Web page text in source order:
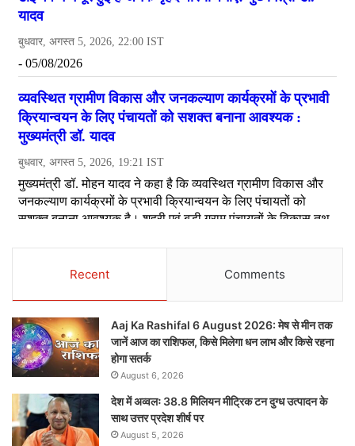
Recent Comments
Aaj Ka Rashifal 6 August 2026: मेष से मीन तक
जानें आज का राशिफल, किसे मिलेगा धन लाभ और किसे रहना
होगा सतर्क
August 6, 2026
देश में अव्वलः 38.8 मिलियन मीट्रिक टन दुग्ध उत्पादन के
साथ उत्तर प्रदेश शीर्ष पर
August 5, 2026